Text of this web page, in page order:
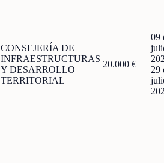
CONSEJERÍA DE
INFRAESTRUCTURAS
Y DESARROLLO
TERRITORIAL
20.000 €
09
29